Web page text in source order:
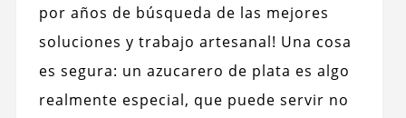
por años de búsqueda de las mejores
soluciones y trabajo artesanal! Una cosa
es segura: un azucarero de plata es algo
realmente especial, que puede servir no